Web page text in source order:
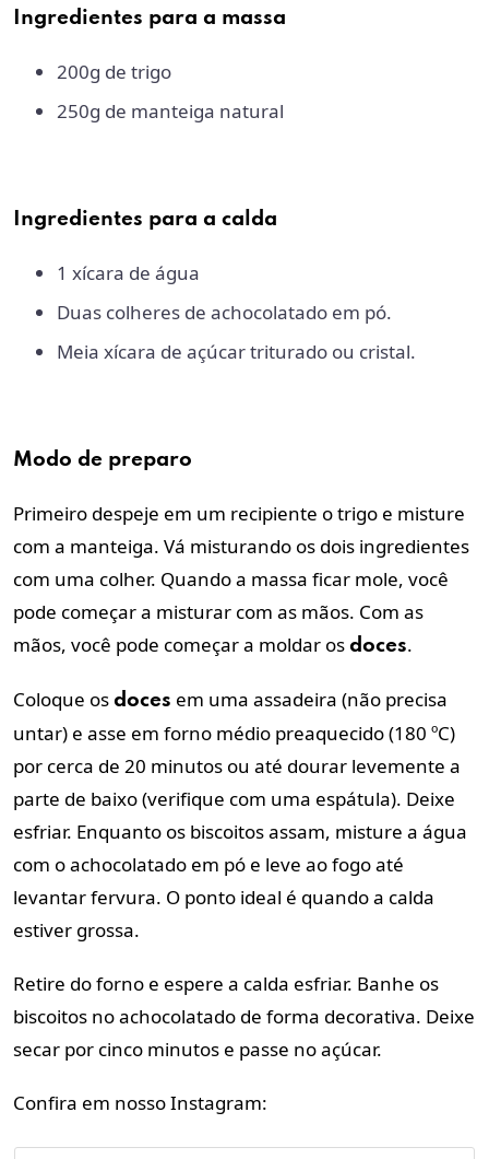
Ingredientes para a massa
200g de trigo
250g de manteiga natural
Ingredientes para a calda
1 xícara de água
Duas colheres de achocolatado em pó.
Meia xícara de açúcar triturado ou cristal.
Modo de preparo
Primeiro despeje em um recipiente o trigo e misture
com a manteiga. Vá misturando os dois ingredientes
com uma colher. Quando a massa ficar mole, você
pode começar a misturar com as mãos. Com as
mãos, você pode começar a moldar os doces.
Coloque os doces em uma assadeira (não precisa
untar) e asse em forno médio preaquecido (180 ºC)
por cerca de 20 minutos ou até dourar levemente a
parte de baixo (verifique com uma espátula). Deixe
esfriar. Enquanto os biscoitos assam, misture a água
com o achocolatado em pó e leve ao fogo até
levantar fervura. O ponto ideal é quando a calda
estiver grossa.
Retire do forno e espere a calda esfriar. Banhe os
biscoitos no achocolatado de forma decorativa. Deixe
secar por cinco minutos e passe no açúcar.
Confira em nosso Instagram: